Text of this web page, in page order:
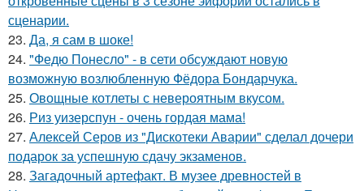
сценарии.
23. Да, я сам в шоке!
24. "Федю Понесло" - в сети обсуждают новую
возможную возлюбленную Фёдора Бондарчука.
25. Овощные котлеты с невероятным вкусом.
26. Риз уизерспун - очень гордая мама!
27. Алексей Серов из "Дискотеки Аварии" сделал дочери
подарок за успешную сдачу экзаменов.
28. Загадочный артефакт. В музее древностей в